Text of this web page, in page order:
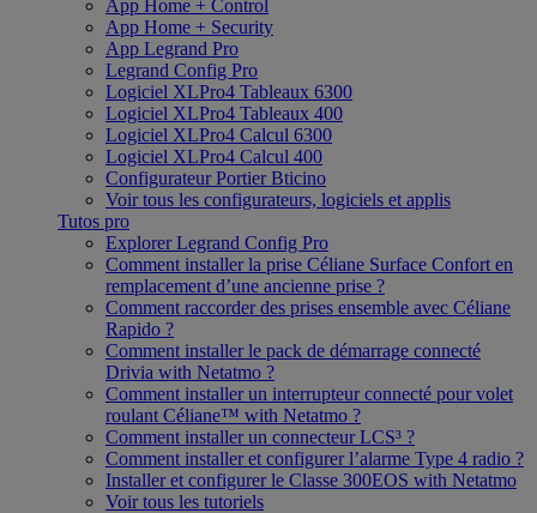
App Home + Control
App Home + Security
App Legrand Pro
Legrand Config Pro
Logiciel XLPro4 Tableaux 6300
Logiciel XLPro4 Tableaux 400
Logiciel XLPro4 Calcul 6300
Logiciel XLPro4 Calcul 400
Configurateur Portier Bticino
Voir tous les configurateurs, logiciels et applis
Tutos pro
Explorer Legrand Config Pro
Comment installer la prise Céliane Surface Confort en
remplacement d’une ancienne prise ?
Comment raccorder des prises ensemble avec Céliane
Rapido ?
Comment installer le pack de démarrage connecté
Drivia with Netatmo ?
Comment installer un interrupteur connecté pour volet
roulant Céliane™ with Netatmo ?
Comment installer un connecteur LCS³ ?
Comment installer et configurer l’alarme Type 4 radio ?
Installer et configurer le Classe 300EOS with Netatmo
Voir tous les tutoriels